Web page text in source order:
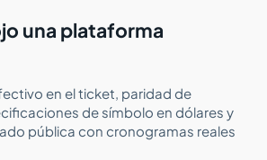
una plataforma
en el ticket, paridad de
de símbolo en dólares y
pública con cronogramas reales